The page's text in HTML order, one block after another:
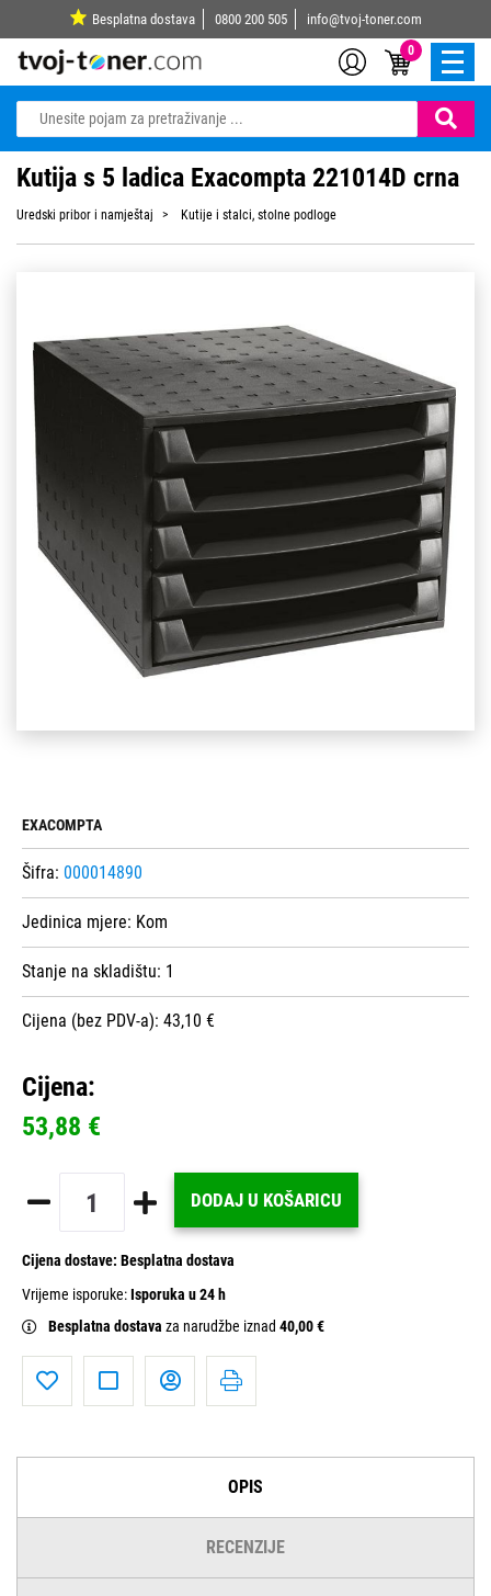
Besplatna dostava 0800 200 505 info@tvoj-toner.com
0
Kutija s 5 ladica Exacompta 221014D crna
Uredski pribor i namještaj Kutije i stalci, stolne podloge
EXACOMPTA
Šifra: 000014890
Jedinica mjere: Kom
Stanje na skladištu: 1
Cijena (bez PDV-a): 43,10 €
Cijena:
53,88 €
DODAJ U KOŠARICU
Cijena dostave: Besplatna dostava
Vrijeme isporuke:Isporuka u 24 h
Besplatna dostava za narudžbe iznad 40,00 €
OPIS
RECENZIJE